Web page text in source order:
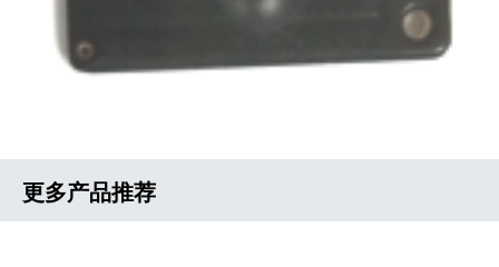
更多产品推荐